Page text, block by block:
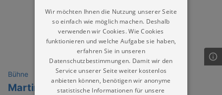
Bühne
Martin Rütter
Wir möchten Ihnen die Nutzung unserer Seite
so einfach wie möglich machen. Deshalb
verwenden wir Cookies. Wie Cookies
funktionieren und welche Aufgabe sie haben,
erfahren Sie in unseren
Datenschutzbestimmungen. Damit wir den
Service unserer Seite weiter kostenlos
anbieten können, benötigen wir anonyme
statistische Informationen für unsere